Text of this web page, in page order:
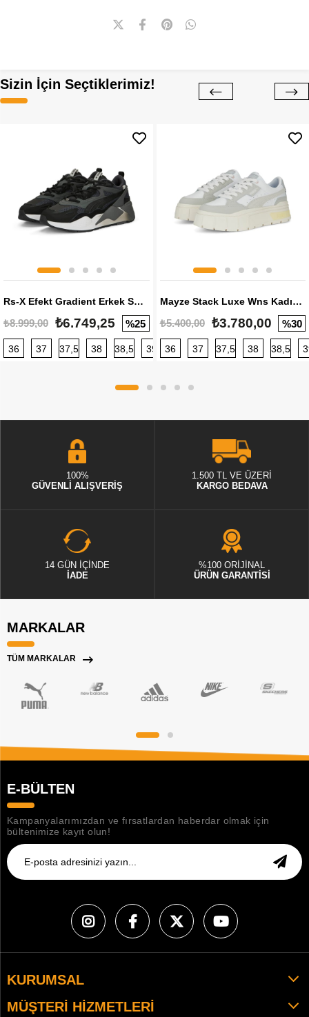
Sizin İçin Seçtiklerimiz!
Rs-X Efekt Gradient Erkek Sneaker
₺8.999,00 ₺6.749,25 %25
36 37 37,5 38 38,5 39 40 40,5 41 42 42,5
Mayze Stack Luxe Wns Kadın Sneaker
₺5.400,00 ₺3.780,00 %30
36 37 37,5 38 38,5
100%
GÜVENLİ ALIŞVERİŞ
1.500 TL VE ÜZERİ
KARGO BEDAVA
14 GÜN İÇİNDE
İADE
%100 ORİJİNAL
ÜRÜN GARANTİSİ
MARKALAR
TÜM MARKALAR
E-BÜLTEN
Kampanyalarımızdan ve fırsatlardan haberdar olmak için
bültenimize kayıt olun!
KURUMSAL
MÜŞTERI HIZMETLERI